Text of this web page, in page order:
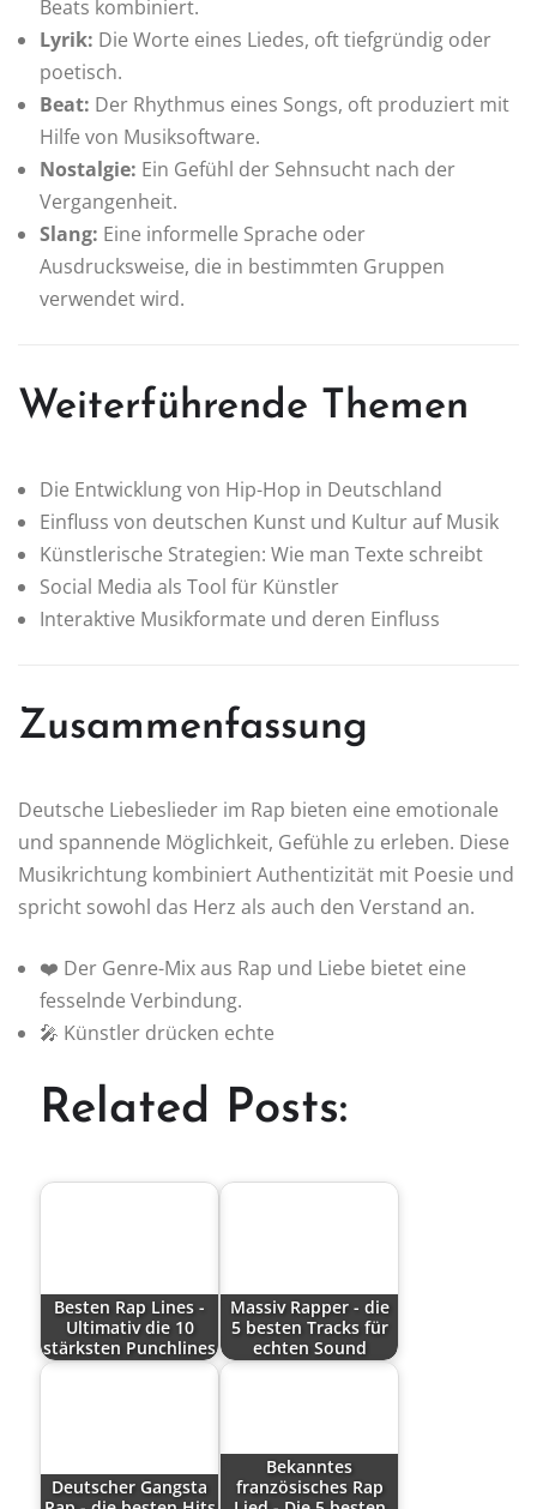
Beats kombiniert.
Lyrik: Die Worte eines Liedes, oft tiefgründig oder
poetisch.
Beat: Der Rhythmus eines Songs, oft produziert mit
Hilfe von Musiksoftware.
Nostalgie: Ein Gefühl der Sehnsucht nach der
Vergangenheit.
Slang: Eine informelle Sprache oder
Ausdrucksweise, die in bestimmten Gruppen
verwendet wird.
Weiterführende Themen
Die Entwicklung von Hip-Hop in Deutschland
Einfluss von deutschen Kunst und Kultur auf Musik
Künstlerische Strategien: Wie man Texte schreibt
Social Media als Tool für Künstler
Interaktive Musikformate und deren Einfluss
Zusammenfassung
Deutsche Liebeslieder im Rap bieten eine emotionale
und spannende Möglichkeit, Gefühle zu erleben. Diese
Musikrichtung kombiniert Authentizität mit Poesie und
spricht sowohl das Herz als auch den Verstand an.
❤️ Der Genre-Mix aus Rap und Liebe bietet eine
fesselnde Verbindung.
🎤 Künstler drücken echte
Related Posts:
Besten Rap Lines -
Ultimativ die 10
stärksten Punchlines
Massiv Rapper - die
5 besten Tracks für
echten Sound
Deutscher Gangsta
Bekanntes
französisches Rap